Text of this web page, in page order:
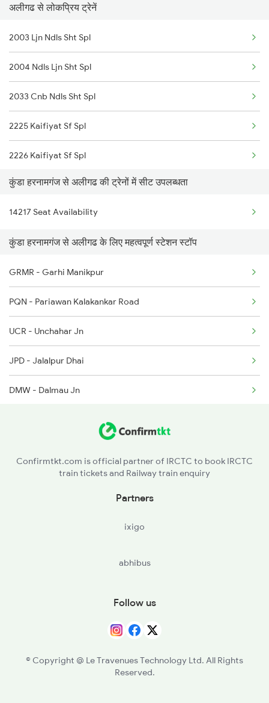
14163 Sangam Express
14005 Lichchvi Expres
15658 Brahmaputra Exp
12397 Mahabodhi Exp
14113 Sfg Ddn Express
02417 Pryj Der Spl
12427 Rewa Anvt Exp
12303 Poorva Express
12417 Prayagraj Exp
4308 Be Pygs Spl
4511 Pyg Sre Exp
4512 Sre Pygs Exp
5075 Stkn Tpu Spl
5076 Triveni Exp Spl
14209 Pygs Lko Intrct
14210 Lko Pygs Intrct
15075 Tribeni Express
14102 Cnb Pygs Int Exp
14511 Nauchandi Exp
अलीगढ से लोकप्रिय ट्रेनें
2003 Ljn Ndls Sht Spl
2004 Ndls Ljn Sht Spl
2033 Cnb Ndls Sht Spl
2225 Kaifiyat Sf Spl
2226 Kaifiyat Sf Spl
2304 Poorva Exp Spl
2381 Hwh Ndls Spl
2382 Poorva Exp Spl
2419 Gomti Exp Spl
2420 Gomti Exp Spl
2427 Rewa Anvt Exp
2428 Anvt Rewa Spl
2553 Shc Ndls Special
कुंडा हरनामगंज से अलीगढ की ट्रेनों में सीट उपलब्धता
14217 Seat Availability
कुंडा हरनामगंज से अलीगढ के लिए महत्वपूर्ण स्टेशन स्टॉप
GRMR - Garhi Manikpur
PQN - Pariawan Kalakankar Road
UCR - Unchahar Jn
JPD - Jalalpur Dhai
DMW - Dalmau Jn
PHD - Phaphund
Confirmtkt.com is official partner of IRCTC to book IRCTC
train tickets and Railway train enquiry
Partners
ixigo
abhibus
Follow us
© Copyright @ Le Travenues Technology Ltd. All Rights
Reserved.